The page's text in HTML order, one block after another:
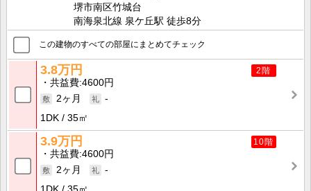
堺市南区竹城台
南海泉北線 泉ケ丘駅 徒歩8分
この建物のすべての部屋にまとめてチェック
2階
3.8万円
共益費 4600円
2ヶ月
-
1DK
35㎡
10階
3.9万円
共益費 4600円
2ヶ月
-